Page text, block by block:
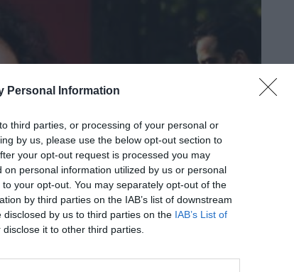
Personal Information
third parties, or processing of your personal or
by us, please use the below opt-out section to
your opt-out request is processed you may
personal information utilized by us or personal
your opt-out. You may separately opt-out of the
by third parties on the IAB’s list of downstream
by us to third parties on the IAB’s List of
it to other third parties.